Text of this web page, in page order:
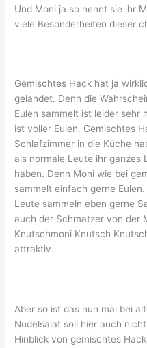
Und Moni ja so nennt sie ihr
viele Besonderheiten dieser
Gemischtes Hack hat ja
gelandet. Denn die
Eulen sammelt ist leider sehr
ist voller Eulen. Gemischtes
Schlafzimmer in die Küche
als normale Leute ihr ganzes
haben. Denn Moni wie bei
sammelt einfach gerne
Leute sammeln eben gerne
auch der Schmatzer von der
Knutschmoni Knutsch
attraktiv.
Aber so ist das nun mal bei
Nudelsalat soll hier auch
Hinblick von gemischtes